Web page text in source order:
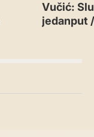
Vučić:
jedanput